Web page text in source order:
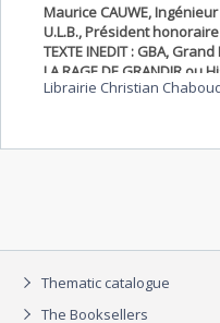
Maurice CAUWE,
U.L.B., Président
TEXTE INEDIT : GBA,
LA RAGE DE GRANDIR ou
chronique d'un petit
entreprise aux multiples
1982. 3 parties, reliées
partie : De 1882 à l…
Librairie Christian
Thematic catalogue
The Booksellers